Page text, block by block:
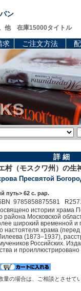
ン
他 在庫15000タイトル
求 ご注文方法
詳 細
村（モスクワ州）の生
Пресвятой
путь> 62 c. pap.
9785858875581
истории храма
района Московской
широкий временной и
настоятеля храма
(1873–1937),
Российских.
и
量の場合は、ご相談とさせて